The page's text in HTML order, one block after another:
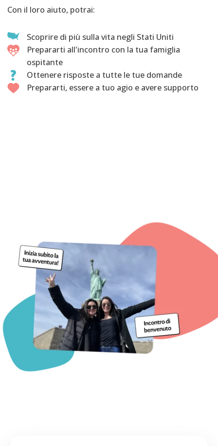
Con il loro aiuto, potrai:
Scoprire di più sulla vita negli Stati Uniti
Prepararti all'incontro con la tua famiglia
ospitante
Ottenere risposte a tutte le tue domande
Prepararti, essere a tuo agio e avere supporto